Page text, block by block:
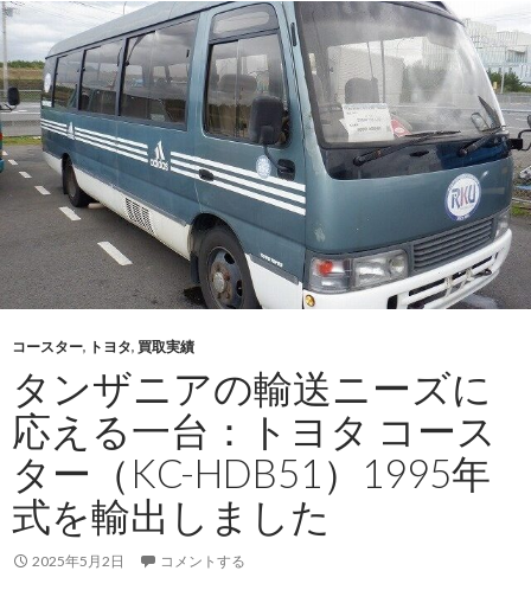
ば
れ
る
理
由
と
は？
ア
の
大
地
を
駆
け
け
る
安
一
台：
2012
年
コースター, トヨタ, 買取実績
タンザニアの輸送ニーズに
応える一台：トヨタ コース
ター（KC-HDB51）1995年
式を輸出しました
2025年5月2日 コメントする